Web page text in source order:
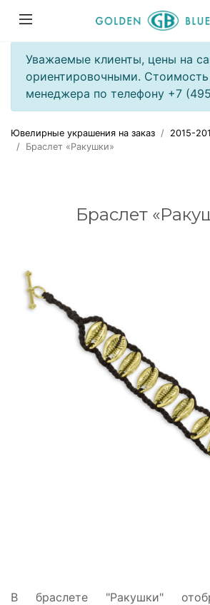
Уважаемые клиенты, цены на
ориентировочными. Стоимость
менеджера по телефону +7
Ювелирные украшения на заказ
2015-
Браслет «Ракушки»
Браслет
В браслете "Ракушки"